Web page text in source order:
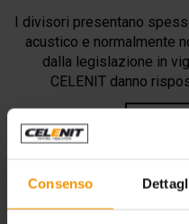
Consenso
I divisori presentano
acustico e normalmente
dalla legislazione in
CELENIT danno
isolamento acustico di